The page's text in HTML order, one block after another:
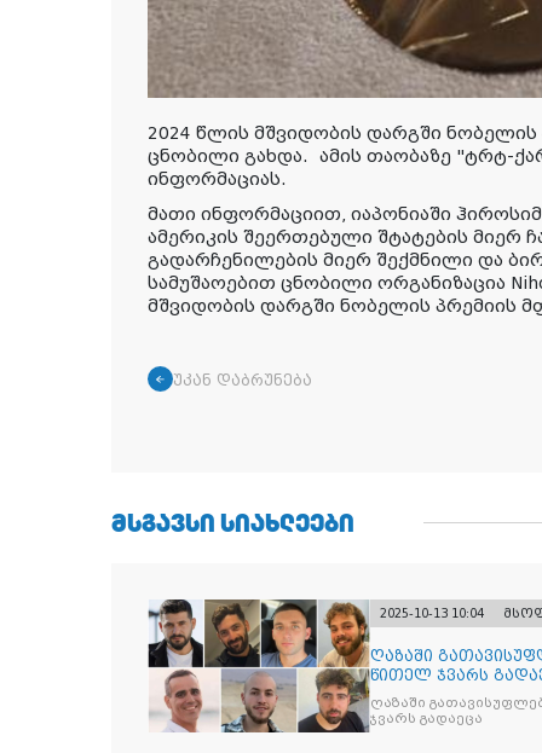
2024 წლის მშვიდობის დარგში
ცნობილი გახდა. ამის თაობაზე "ტრტ-
ინფორმაციას.
მათი ინფორმაციით, იაპონიაში
ამერიკის შეერთებული შტატების მიერ
გადარჩენილების მიერ შექმნილი და
სამუშაოებით ცნობილი ორგანიზაცია
მშვიდობის დარგში ნობელის პრემიის
უკან დაბრუნება
ᲛᲡᲒᲐᲕᲡᲘ ᲡᲘᲐᲮᲚᲔᲔᲑᲘ
2025-10-13 10:04
ღაზაში
წითელ ჯვარს
ღაზაში
ჯვარს გადაეცა